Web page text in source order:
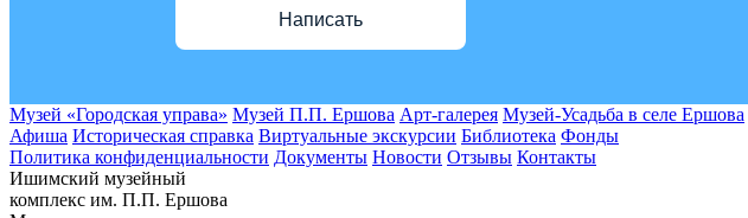
Написать
Музей «Городская управа» Музей П.П. Ершова Арт-галерея Музей-Усадьба в селе Ершова
Афиша Историческая справка Виртуальные экскурсии Библиотека Фонды
Политика конфиденциальности Документы Новости Отзывы Контакты
Ишимский музейный
комплекс им. П.П. Ершова